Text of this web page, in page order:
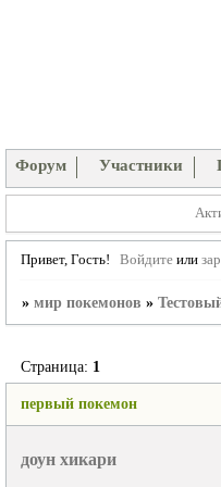
Форум Участники
Привет, Гость! Войдитеили
» мир покемонов »
первый покемон
Страница: 1
доун хикари